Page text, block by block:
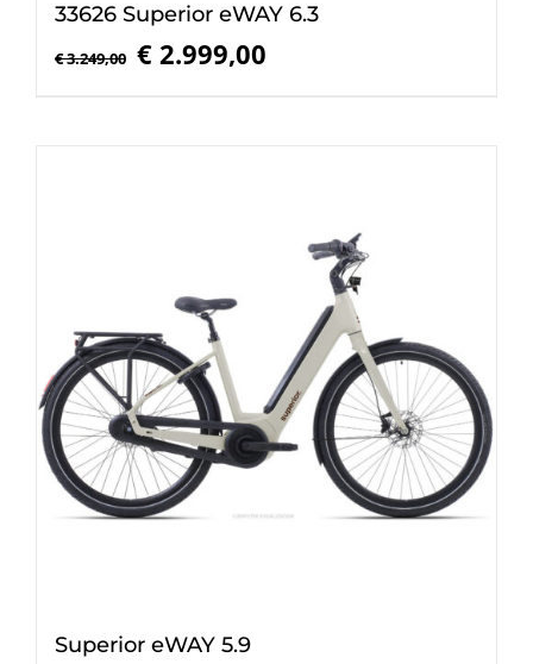
33626 Superior eWAY 6.3
€3.249,00
Oorspronkelijke
€ 2.999,00
Superior eWAY 5.9